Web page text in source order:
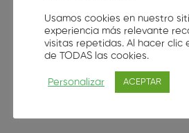
Usamos cookies en nuestro
experiencia más relevante
visitas repetidas. Al hacer clic
de TODAS las cookies.
Personalizar ACEPTAR